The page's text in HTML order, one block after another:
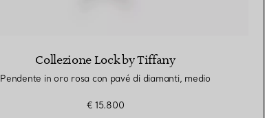
Collezione Lock by Tiffany
Pendente in oro rosa con pavé di diamanti, medio
€ 15.800